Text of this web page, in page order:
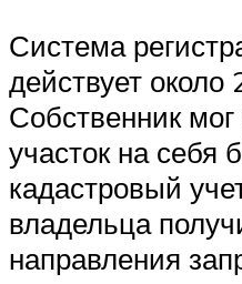
Система
действует около
Собственник
участок на себя
кадастровый
владельца
направления